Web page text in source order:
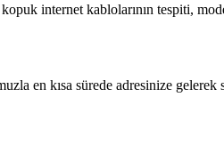
internet kablolarının tespiti,
en kısa sürede adresinize